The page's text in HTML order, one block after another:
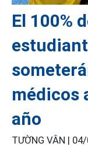
El 100%
médicos
año
TƯỜNG VÂN |